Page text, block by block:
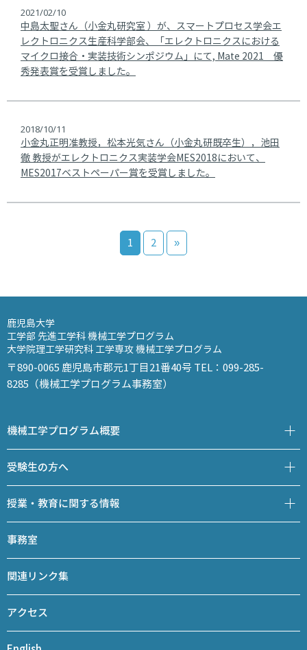
2021/02/10
中島太聖さん（小金丸研究室 ）が、スマートプロセス学会エ
レクトロニクス生産科学部会、「エレクトロニクスにおける
マイクロ接合・実装技術シンポジウム」にて, Mate 2021 優
秀発表賞を受賞しました。
2018/10/11
小金丸正明准教授，松本光気さん（小金丸研既卒生），池田
徹 教授がエレクトロニクス実装学会MES2018において、
MES2017ベストペーパー賞を受賞しました。
1 2 »
鹿児島大学
工学部 先進工学科 機械工学プログラム
大学院理工学研究科 工学専攻 機械工学プログラム
〒890-0065 鹿児島市郡元1丁目21番40号 TEL：099-285-
8285（機械工学プログラム事務室）
機械工学プログラム概要
受験生の方へ
授業・教育に関する情報
事務室
関連リンク集
アクセス